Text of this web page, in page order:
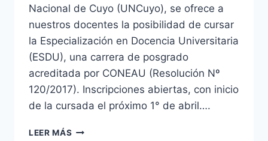
Nacional de Cuyo (UNCuyo), se ofrece a
nuestros docentes la posibilidad de cursar
la Especialización en Docencia Universitaria
(ESDU), una carrera de posgrado
acreditada por CONEAU (Resolución Nº
120/2017). Inscripciones abiertas, con inicio
de la cursada el próximo 1° de abril….
LEER MÁS LA